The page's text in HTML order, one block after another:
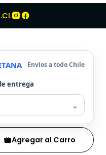
Envíos a todo Chile
entrega
⌄
Agregar al Carro